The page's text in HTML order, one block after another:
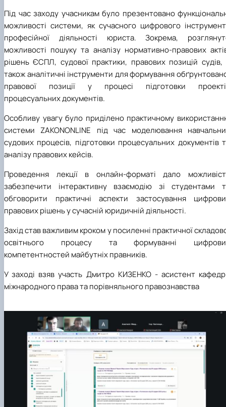
Під час заходу учасникам було презентовано
можливості системи, як сучасного цифрового
професійної діяльності юриста. Зокрема,
можливості пошуку та аналізу нормативно-правових
рішень ЄСПЛ, судової практики, правових позицій судів,
також аналітичні інструменти для формування
правової позиції у процесі підготовки
процесуальних документів.
Особливу увагу було приділено практичному
системиZAKONONLINE під час моделювання
судових процесів, підготовки процесуальних документів
аналізу правових кейсів.
Проведення лекції в онлайн-форматі дало
забезпечити інтерактивну взаємодію зі студентами
обговорити практичні аспекти застосування
правових рішень у сучасній юридичній діяльності.
Захід став важливим кроком у посиленні практичної
освітнього процесу та формуванні
компетентностей майбутніх правників.
У заході взяв участь Дмитро КИЗЕНКО - асистент
міжнародного права та порівняльного правознавства